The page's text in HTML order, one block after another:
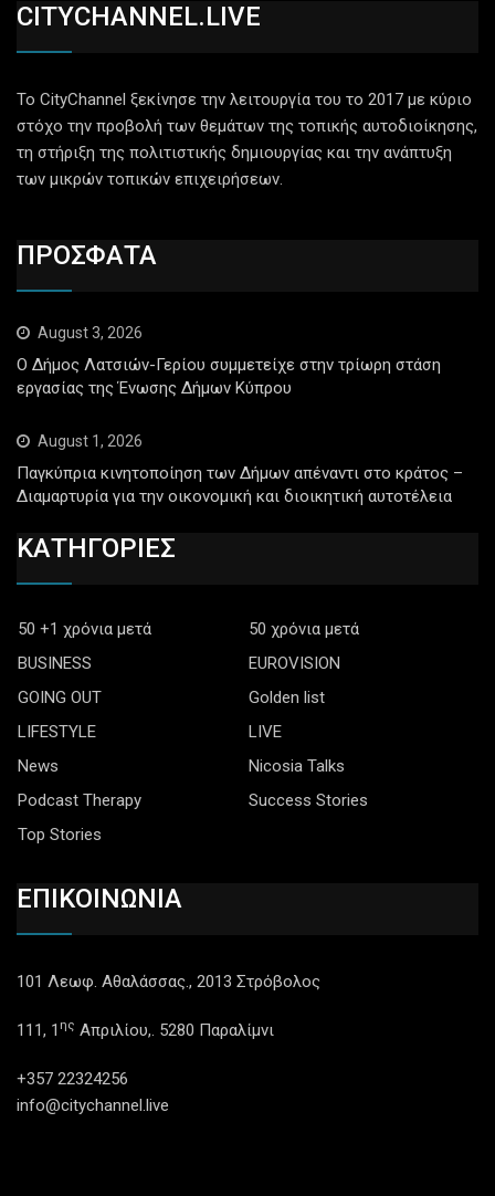
CITYCHANNEL.LIVE
Το CityChannel ξεκίνησε την λειτουργία του το 2017 με κύριο
στόχο την προβολή των θεμάτων της τοπικής αυτοδιοίκησης,
τη στήριξη της πολιτιστικής δημιουργίας και την ανάπτυξη
των μικρών τοπικών επιχειρήσεων.
ΠΡΟΣΦΑΤΑ
August 3, 2026
Ο Δήμος Λατσιών-Γερίου συμμετείχε στην τρίωρη στάση
εργασίας της Ένωσης Δήμων Κύπρου
August 1, 2026
Παγκύπρια κινητοποίηση των Δήμων απέναντι στο κράτος –
Διαμαρτυρία για την οικονομική και διοικητική αυτοτέλεια
ΚΑΤΗΓΟΡΙΕΣ
50 +1 χρόνια μετά
50 χρόνια μετά
BUSINESS
EUROVISION
GOING OUT
Golden list
LIFESTYLE
LIVE
News
Nicosia Talks
Podcast Therapy
Success Stories
Top Stories
ΕΠΙΚΟΙΝΩΝΙΑ
101 Λεωφ. Αθαλάσσας., 2013 Στρόβολος
111, 1 ης Απριλίου,. 5280 Παραλίμνι
+357 22324256
info@citychannel.live